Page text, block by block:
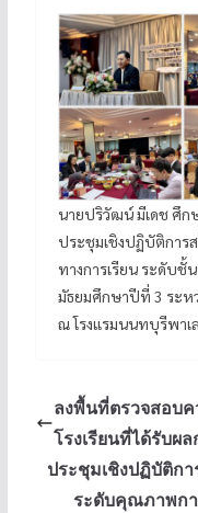
นายปริวัฒน์ มีเดช ศึก
ประชุมเชิงปฏิบัติการ
ทางการเรียน ระดับ
มัธยมศึกษาปีที่ 3 ระห
ณ โรงแรมนนทบุรีพา
ลงพื้นที่ตรวจสอบ
โรงเรียนที่ได้รับผ
ประชุมเชิงปฏิบัติก
ระดับคุณภาพก